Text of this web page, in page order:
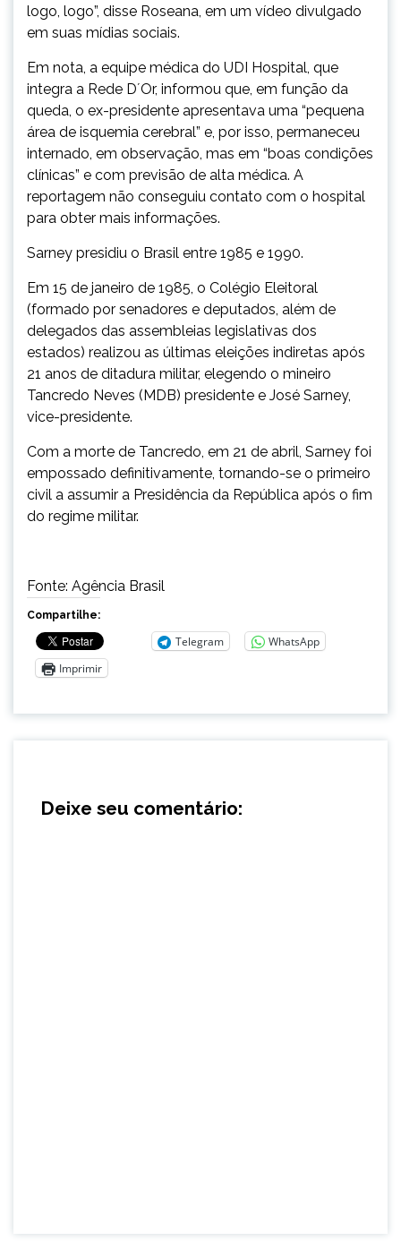
logo, logo”, disse Roseana, em um vídeo divulgado
em suas mídias sociais.
Em nota, a equipe médica do UDI Hospital, que
integra a Rede D´Or, informou que, em função da
queda, o ex-presidente apresentava uma “pequena
área de isquemia cerebral” e, por isso, permaneceu
internado, em observação, mas em “boas condições
clínicas” e com previsão de alta médica. A
reportagem não conseguiu contato com o hospital
para obter mais informações.
Sarney presidiu o Brasil entre 1985 e 1990.
Em 15 de janeiro de 1985, o Colégio Eleitoral
(formado por senadores e deputados, além de
delegados das assembleias legislativas dos
estados) realizou as últimas eleições indiretas após
21 anos de ditadura militar, elegendo o mineiro
Tancredo Neves (MDB) presidente e José Sarney,
vice-presidente.
Com a morte de Tancredo, em 21 de abril, Sarney foi
empossado definitivamente, tornando-se o primeiro
civil a assumir a Presidência da República após o fim
do regime militar.
Fonte: Agência Brasil
Compartilhe:
Telegram
WhatsApp
Imprimir
Deixe seu comentário: